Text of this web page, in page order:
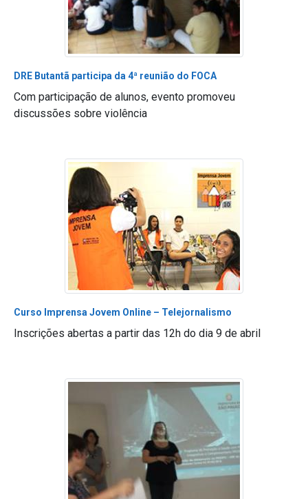
DRE Butantã participa da 4ª reunião do FOCA
Com participação de alunos, evento promoveu
discussões sobre violência
Curso Imprensa Jovem Online – Telejornalismo
Inscrições abertas a partir das 12h do dia 9 de abril